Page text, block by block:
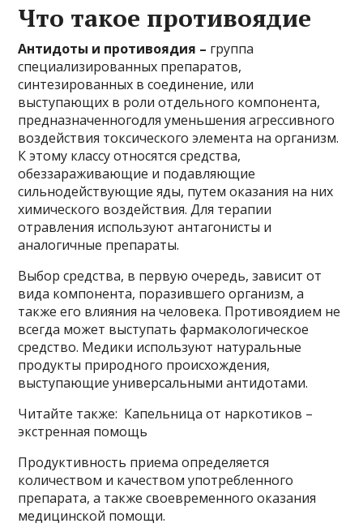
Что такое противоядие
Антидоты и противоядия – группа
специализированных препаратов,
синтезированных в соединение, или
выступающих в роли отдельного компонента,
предназначенногодля уменьшения агрессивного
воздействия токсического элемента на организм.
К этому классу относятся средства,
обеззараживающие и подавляющие
сильнодействующие яды, путем оказания на них
химического воздействия. Для терапии
отравления используют антагонисты и
аналогичные препараты.
Выбор средства, в первую очередь, зависит от
вида компонента, поразившего организм, а
также его влияния на человека. Противоядием не
всегда может выступать фармакологическое
средство. Медики используют натуральные
продукты природного происхождения,
выступающие универсальными антидотами.
Читайте также: Капельница от наркотиков –
экстренная помощь
Продуктивность приема определяется
количеством и качеством употребленного
препарата, а также своевременного оказания
медицинской помощи.